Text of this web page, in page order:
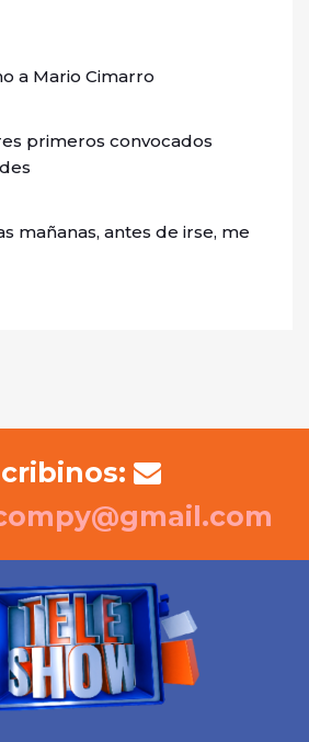
a Mario Cimarro
primeros convocados
mañanas, antes de irse, me